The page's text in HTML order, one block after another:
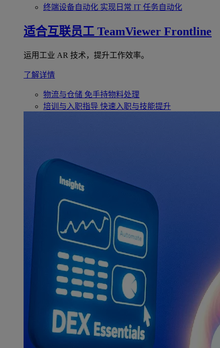
终端设备自动化 实现日常 IT 任务自动化
适合互联员工 TeamViewer Frontline
运用工业 AR 技术，提升工作效率。
了解详情
物流与仓储 免手持物料处理
培训与入职指导 快速入职与技能提升